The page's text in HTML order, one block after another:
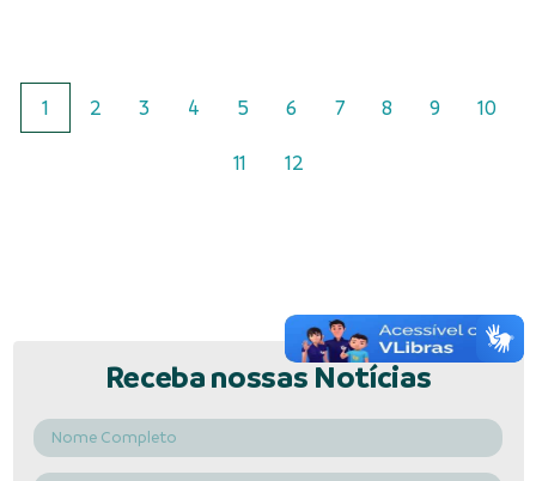
1 2 3 4 5 6 7 8 9 10
11 12
Receba nossas Notícias